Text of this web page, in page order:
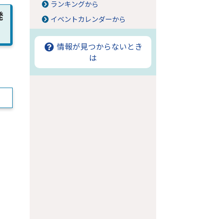
ランキングから
イベントカレンダーから
情報が見つからないとき
は